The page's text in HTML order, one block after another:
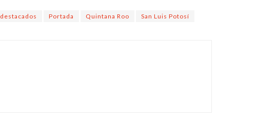
destacados Portada Quintana Roo San Luis Potosí